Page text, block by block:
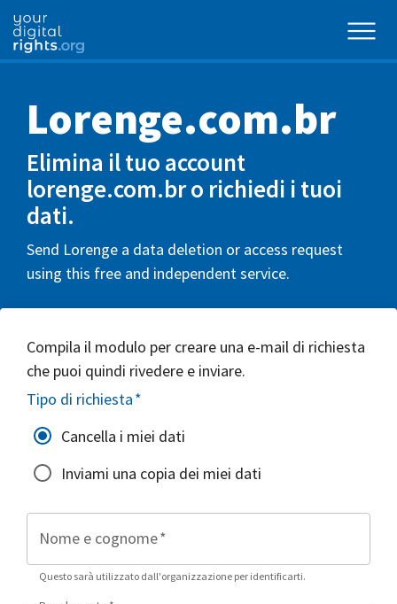
Lorenge.com.br
Elimina il tuo account
lorenge.com.br o richiedi i tuoi
dati.
Send Lorenge a data deletion or access request
using this free and independent service.
Compila il modulo per creare una e-mail di richiesta
che puoi quindi rivedere e inviare.
Tipo di richiesta*
Cancella i miei dati
Inviami una copia dei miei dati
Nome e cognome*
Questo sarà utilizzato dall'organizzazione per identificarti.